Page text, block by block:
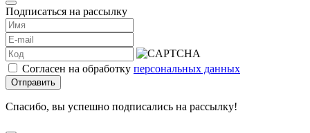
Подписаться на рассылку
Согласен на обработку персональных данных
Отправить
Спасибо, вы успешно подписались на рассылку!